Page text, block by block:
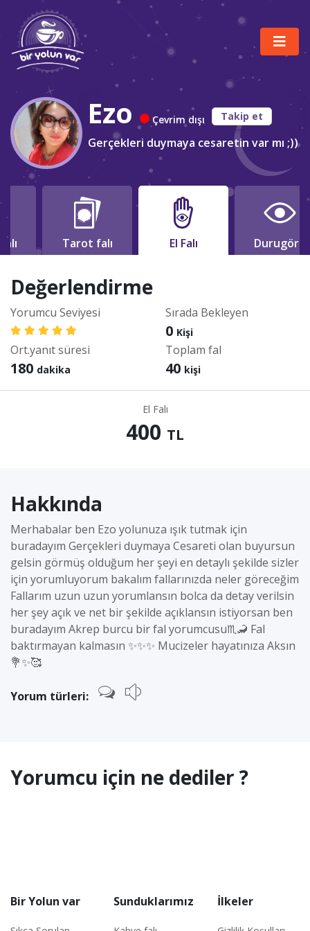
Ezo Çevrim dışı Takip et
Gerçekleri duymaya cesaretin var mı ;))
Tarot falı El Falı Durugörü
Değerlendirme
Yorumcu Seviyesi Sırada Bekleyen
0 Kişi
Ort.yanıt süresi
180 dakika
Toplam fal
40 kişi
El Falı
400 TL
Hakkında
Merhabalar ben Ezo yolunuza ışık tutmak için
buradayım Gerçekleri duymaya Cesareti olan buyursun
gelsin görmüş olduğum her şeyi en detaylı şekilde sizler
için yorumluyorum bakalım fallarınızda neler göreceğim
Fallarım uzun uzun yorumlansın bolca da detay verilsin
her şey açık ve net bir şekilde açıklansın istiyorsan ben
buradayım Akrep burcu bir fal yorumcusu♏🦂 Fal
baktırmayan kalmasın ✨✨✨ Mucizeler hayatınıza Aksın
💐✨🥰
Yorum türleri:
Yorumcu için ne dediler ?
Bir Yolun var Sunduklarımız İlkeler